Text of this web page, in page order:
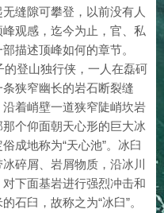
缝隙可攀登，以前没有人
观感，迄今为止，官、私
描述顶峰如何的章节。
的登山独行侠，一人在磊砢
狭窄幽长的岩石断裂缝
着峭壁一道狭窄陡峭坎岩
个仰面朝天心形的巨大冰
成地称为“天心池”。冰臼
碎屑、岩屑物质，沿冰川
下面基岩进行强烈冲击和
石臼，故称之为“冰臼”。